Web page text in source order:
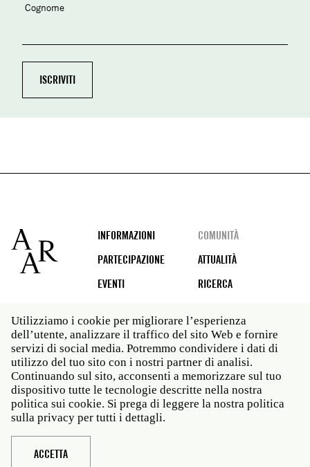
Cognome
Footer
INFORMAZIONI
COMUNITÀ
PARTECIPAZIONE
ATTUALITÀ
EVENTI
RICERCA
Social
media
Roma: Via Angelo Masina 5 00153 Roma ITALIA · t 39
06 58461 · f 39 06 5810788
New York: 535 West 22nd Street Third Floor New York
NY 10011 · t 212 751 7200 · f 212 751 7220
Legal
Politica sulla privacy
Utilizziamo i cookie per migliorare l’esperienza
dell’utente, analizzare il traffico del sito Web e fornire
servizi di social media. Potremmo condividere i dati di
utilizzo del tuo sito con i nostri partner di analisi.
Continuando sul sito, acconsenti a memorizzare sul tuo
dispositivo tutte le tecnologie descritte nella nostra
politica sui cookie. Si prega di leggere la nostra politica
sulla privacy per tutti i dettagli.
ACCETTA